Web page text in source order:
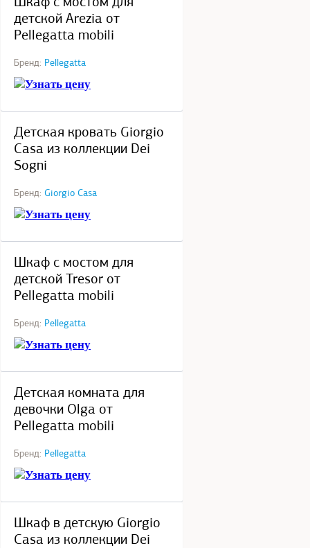
Шкаф с мостом для
детской Arezia от
Pellegatta mobili
Бренд: Pellegatta
Узнать цену
Детская кровать Giorgio
Casa из коллекции Dei
Sogni
Бренд: Giorgio Casa
Узнать цену
Шкаф с мостом для
детской Tresor от
Pellegatta mobili
Бренд: Pellegatta
Узнать цену
Детская комната для
девочки Olga от
Pellegatta mobili
Бренд: Pellegatta
Узнать цену
Шкаф в детскую Giorgio
Casa из коллекции Dei